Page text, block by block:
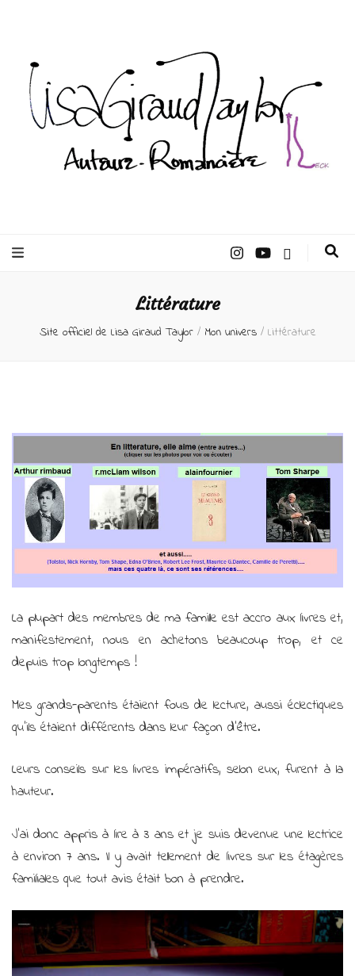
Taylor –
Auteur
Littérature
Site officiel de Lisa Giraud Taylor / Mon univers / Littérature
La plupart des membres de ma famille est accro aux livres et,
manifestement, nous en achetons beaucoup trop, et ce
depuis trop longtemps !
Mes grands-parents étaient fous de lecture, aussi éclectiques
qu’ils étaient différents dans leur façon d’être.
Leurs conseils sur les livres impératifs, selon eux, furent à la
hauteur.
J’ai donc appris à lire à 3 ans et je suis devenue une lectrice
à environ 7 ans. Il y avait tellement de livres sur les étagères
familiales que tout avis était bon à prendre.